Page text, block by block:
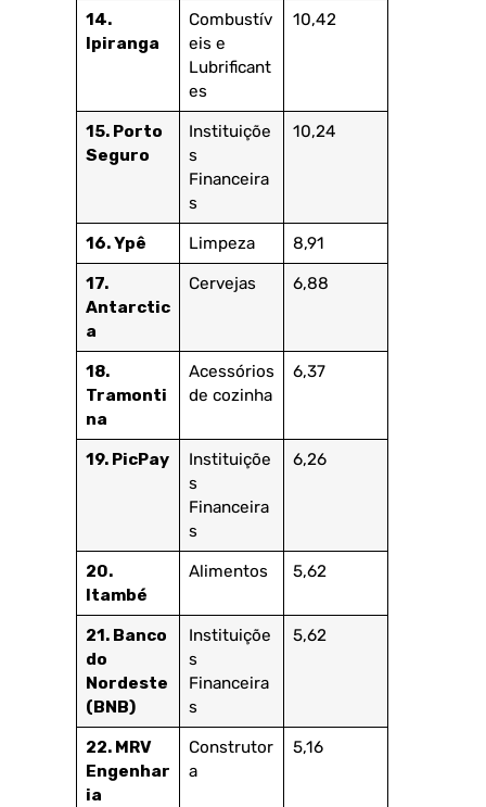
14.
Ipiranga
Combustív
eis e
Lubrificant
es
10,42
15. Porto
Seguro
Instituiçõe
s
Financeira
s
10,24
16. Ypê Limpeza 8,91
17.
Antarctic
a
Cervejas 6,88
18.
Tramonti
na
Acessórios
de cozinha
6,37
19. PicPay
Instituiçõe
s
Financeira
s
6,26
20.
Itambé
Alimentos 5,62
21. Banco
do
Nordeste
(BNB)
Instituiçõe
s
Financeira
s
5,62
22. MRV
Engenhar
ia
Construtor
a
5,16